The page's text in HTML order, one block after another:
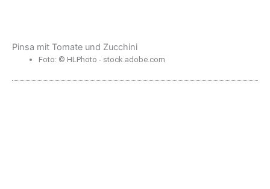
Pinsa mit Tomate und Zucchini
Foto: © HLPhoto - stock.adobe.com